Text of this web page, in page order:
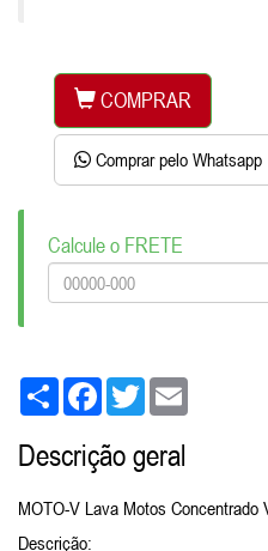
COMPRAR
Comprar pelo Whatsapp
Calcule o FRETE
Share FacebookTwitter
Descrição geral
MOTO-V Lava Motos Concentrado
Descrição: